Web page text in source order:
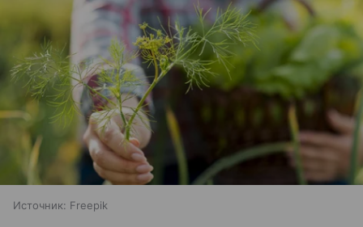
Источник: Freepik